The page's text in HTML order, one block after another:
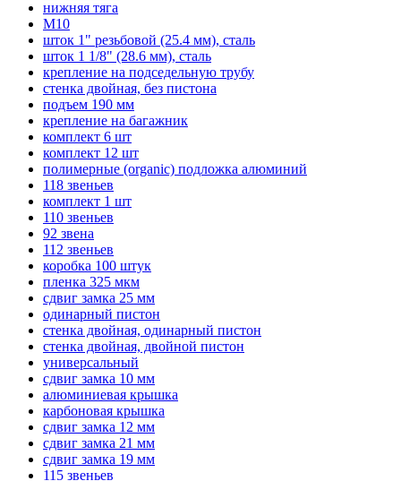
нижняя тяга
M10
шток 1" резьбовой (25.4 мм), сталь
шток 1 1/8" (28.6 мм), сталь
крепление на подседельную трубу
стенка двойная, без пистона
подъем 190 мм
крепление на багажник
комплект 6 шт
комплект 12 шт
полимерные (organic) подложка алюминий
118 звеньев
комплект 1 шт
110 звеньев
92 звена
112 звеньев
коробка 100 штук
пленка 325 мкм
сдвиг замка 25 мм
одинарный пистон
стенка двойная, одинарный пистон
стенка двойная, двойной пистон
универсальный
сдвиг замка 10 мм
алюминиевая крышка
карбоновая крышка
сдвиг замка 12 мм
сдвиг замка 21 мм
сдвиг замка 19 мм
115 звеньев